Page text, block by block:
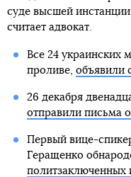
суде высшей
считает адвокат.
Все 24 украинских
проливе, объявили
26 декабря
отправили письма
Первый вице-
Геращенко
политзаключенных